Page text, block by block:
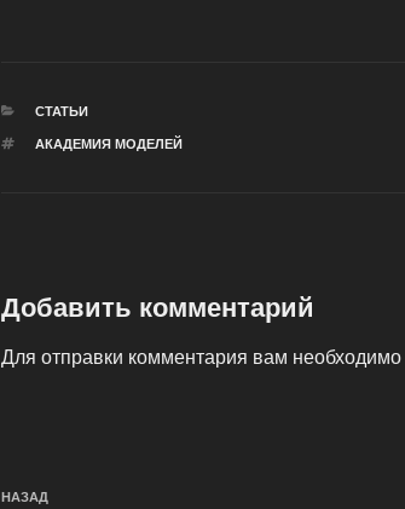
РУБРИКИ
СТАТЬИ
МЕТКИ
АКАДЕМИЯ МОДЕЛЕЙ
Добавить комментарий
Для отправки комментария вам необходимо
Навигация
Предыдущая
НАЗАД